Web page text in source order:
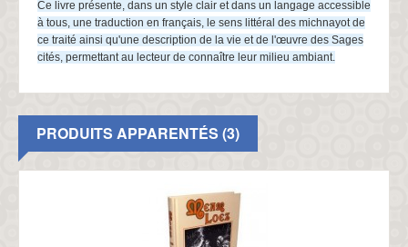
Ce livre présente, dans un style clair et dans un langage accessible
à tous, une traduction en français, le sens littéral des michnayot de
ce traité ainsi qu'une description de la vie et de l'œuvre des Sages
cités, permettant au lecteur de connaître leur milieu ambiant.
PRODUITS APPARENTÉS (3)